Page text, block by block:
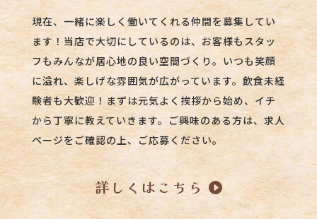
現在、一緒に楽しく働いてくれる仲間を募集してい
ます！当店で大切にしているのは、お客様もスタッ
フもみんなが居心地の良い空間づくり。いつも笑顔
に溢れ、楽しげな雰囲気が広がっています。飲食未経
験者も大歓迎！まずは元気よく挨拶から始め、イチ
から丁寧に教えていきます。ご興味のある方は、求人
ページをご確認の上、ご応募ください。
詳しくはこちら